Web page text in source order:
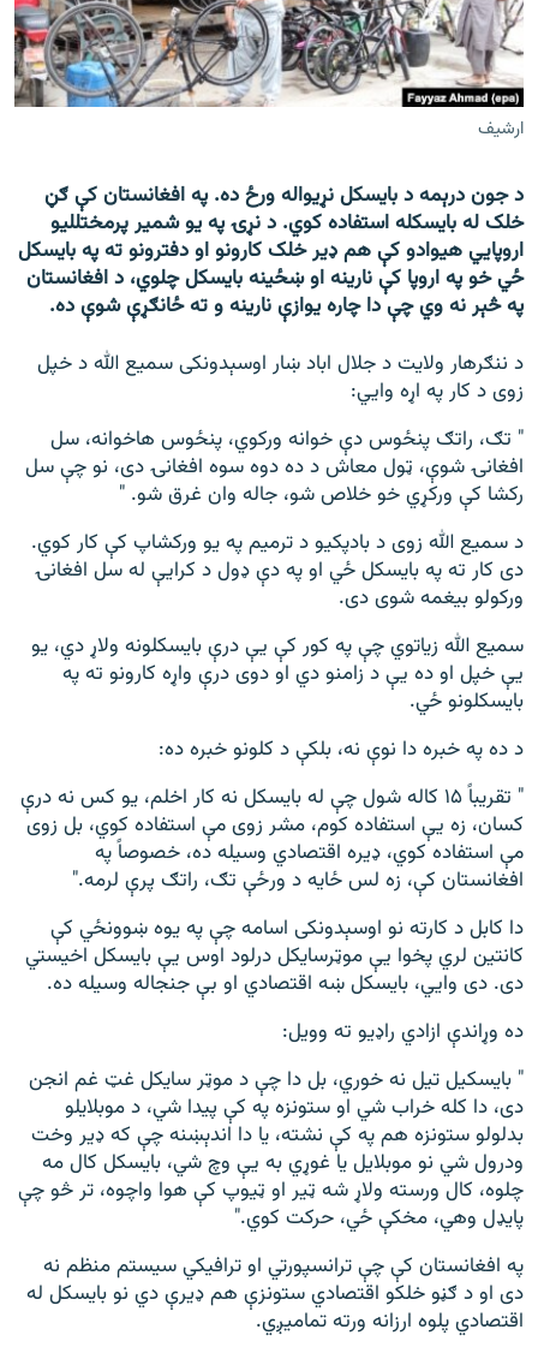
اړیکه
دري پاڼه
Azadi English
راسره ملګري شئ
د ازادې اروپا/ ازادي راډيو ټولې پاڼې
ارشیف
د جون درېمه د بایسکل نړیواله ورځ ده. په افغانستان کې ګڼ
خلک له بایسکله استفاده کوي. د نړۍ په یو شمیر پرمختللیو
اروپایي هیوادو کې هم ډیر خلک کارونو او دفترونو ته په بایسکل
ځي خو په اروپا کې نارینه او ښځینه بایسکل چلوي، د افغانستان
په څېر نه وي چې دا چاره یوازې نارینه و ته ځانګړې شوې ده.
د ننګرهار ولایت د جلال اباد ښار اوسېدونکی سمیع الله د خپل
زوی د کار په اړه وایي:
" تګ، راتګ پنځوس دې خوانه ورکوي، پنځوس هاخوانه، سل
افغانۍ شوې، ټول معاش د ده دوه سوه افغانۍ دی، نو چې سل
رکشا کې ورکړي خو خلاص شو، جاله وان غرق شو. "
د سمیع الله زوی د بادپکیو د ترمیم په یو ورکشاپ کې کار کوي.
دی کار ته په بایسکل ځي او په دې ډول د کرایې له سل افغانۍ
ورکولو بیغمه شوی دی.
سمیع الله زیاتوي چې په کور کې یې درې بایسکلونه ولاړ دي، یو
یې خپل او ده یې د زامنو دي او دوی درې واړه کارونو ته په
بایسکلونو ځي.
د ده په خبره دا نوې نه، بلکې د کلونو خبره ده:
" تقریباً ۱۵ کاله شول چې له بایسکل نه کار اخلم، یو کس نه درې
کسان، زه یې استفاده کوم، مشر زوی مې استفاده کوي، بل زوی
مې استفاده کوي، ډیره اقتصادي وسیله ده، خصوصاً په
افغانستان کې، زه لس ځایه د ورځې تګ، راتګ پرې لرمه."
دا کابل د کارته نو اوسېدونکی اسامه چې په یوه ښوونځي کې
کانتین لري پخوا یې موټرسایکل درلود اوس یې بایسکل اخیستي
دی. دی وایي، بایسکل ښه اقتصادي او بې جنجاله وسیله ده.
ده وړاندې ازادي راډیو ته وویل:
" بایسکیل تیل نه خوري، بل دا چې د موټر سایکل غټ غم انجن
دی، دا کله خراب شي او ستونزه په کې پیدا شي، د موبلایلو
بدلولو ستونزه هم په کې نشته، یا دا اندېښنه چې که ډیر وخت
ودرول شي نو موبلایل یا غوړي به یې وچ شي، بایسکل کال مه
چلوه، کال ورسته ولاړ شه ټیر او ټیوپ کې هوا واچوه، تر څو چې
پایډل وهي، مخکې ځي، حرکت کوي."
په افغانستان کې چې ترانسپورتي او ترافیکي سیستم منظم نه
دی او د ګڼو خلکو اقتصادي ستونزې هم ډیرې دي نو بایسکل له
اقتصادي پلوه ارزانه ورته تمامیږي.